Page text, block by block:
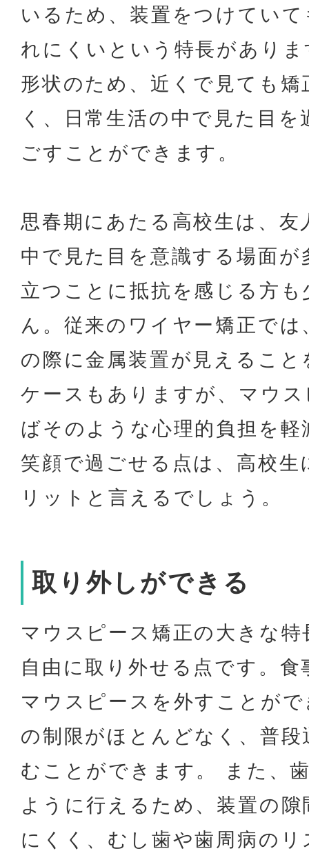
いるため、装置をつけてい
れにくいという特長があり
形状のため、近くで見ても
く、日常生活の中で見た目
ごすことができます。
思春期にあたる高校生は、友
中で見た目を意識する場面が
立つことに抵抗を感じる方
ん。従来のワイヤー矯正で
の際に金属装置が見えるこ
ケースもありますが、マウ
ばそのような心理的負担を
笑顔で過ごせる点は、高校
リットと言えるでしょう。
取り外しができる
マウスピース矯正の大きな
自由に取り外せる点です。
マウスピースを外すことが
の制限がほとんどなく、普
むことができます。 また、
ように行えるため、装置の
にくく、むし歯や歯周病の